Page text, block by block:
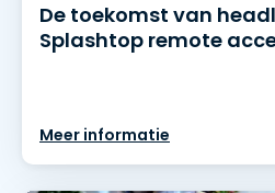
De toekomst van
Splashtop remote
Meer informatie